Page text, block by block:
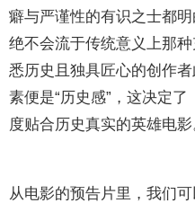
癖与严谨性的有识之士都
绝不会流于传统意义上那
悉历史且独具匠心的创作
素便是“历史感”，这决定
度贴合历史真实的英雄电影
从电影的预告片里，我们